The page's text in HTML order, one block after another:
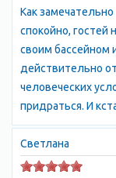
с чертами
Среднемесячная
выше 0°C. Январь
средняя
(+23ºС).
Камышевая бухта в
Камышевая бухта в
Температура
всегда выше нуля,
Как
спокойно, гостей
своим бассейном
действительно
человеческих
придраться. И
Светлана